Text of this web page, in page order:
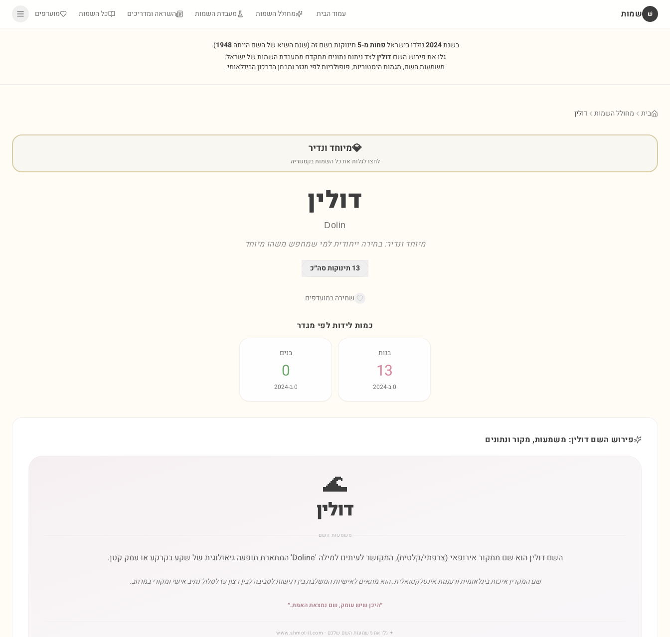
שׁ שמות עמוד הבית מחולל השמות מעבדת השמות השראה ומדריכים כל השמות מועדפים
בשנת2024נולדו בישראלפחות מ-5 תינוקות בשם זה (שנת השיא של השם הייתה1948
).
גלו את פירוש השםדוליןלצד ניתוח נתונים מתקדם ממעבדת השמות של ישראל:
משמעות השם, מגמות היסטוריות, פופולריות לפי מגזר ומבחן הדרכון הבינלאומי.
בית מחולל השמות דולין
💎מיוחד ונדיר
לחצו לגלות את כל השמות בקטגוריה
דולין
Dolin
מיוחד ונדיר: בחירה ייחודית למי שמחפש משהו מיוחד
13 תינוקות סה״כ
שמירה במועדפים
כמות לידות לפי מגדר
בנות
13
0ב-2024
בנים
0
0ב-2024
פירוש השם דולין: משמעות, מקור ונתונים
🌊
דולין
משמעות השם
השם דולין הוא שם ממקור אירופאי (צרפתי/קלטית), המקושר לעיתים למילה 'Doline' המתארת תופעה גיאולוגית של שקע בקרקע או עמק קטן.
שם המקרין איכות בינלאומית ורעננות אינטלקטואלית. הוא מתאים לאישיות המשלבת בין רגישות לסביבה לבין רצון עז לסלול נתיב אישי ומקורי במרחב.
״היכן שיש עומק, שם נמצאת האמת.״
✦ גלו את משמעות השם שלכם · www.shmot-il.com